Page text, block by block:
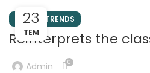
23
TEM
DESIGN TRENDS
Reinterprets the
Admin 0